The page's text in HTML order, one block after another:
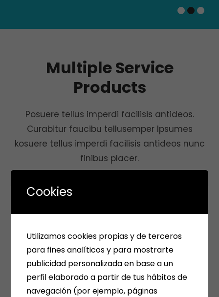
Multiple Service
Products
Posuere tellus imperdi facilisis antideos.
Curabitur faucibu tellusemper lpsumes
kosuere tellus imperdi facilisis antideos nunc
finibus placer.
Plumbing System Pipes
Posuere tellus imperdi facilisis. Curabitur
faucibu tellusemper nunc finibus placer.
Cookies
Utilizamos cookies propias y de terceros
para fines analíticos y para mostrarte
publicidad personalizada en base a un
perfil elaborado a partir de tus hábitos de
navegación (por ejemplo, páginas